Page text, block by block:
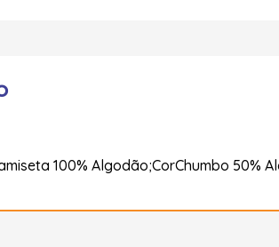
100% Algodão;CorChumbo 50%